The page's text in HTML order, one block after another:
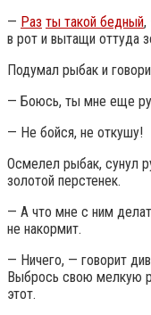
— Раз ты такой бедный,
в рот и вытащи оттуда
Подумал рыбак и
— Боюсь, ты мне еще
— Не бойся, не откушу!
Осмелел рыбак, сунул
золотой перстенек.
— А что мне с ним
не накормит.
— Ничего, — говорит
Выбрось свою мелкую
этот.